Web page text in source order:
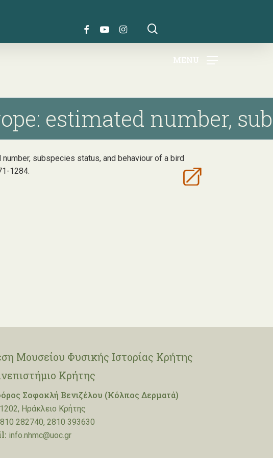
MENU
FACEBOOK
YOUTUBEINSTAGRAM
estimated number,
number, subspecies status, and behaviour of a bird
1284.
Μουσείου Φυσικής Ιστορίας Κρήτης
Κρήτης
Σοφοκλή Βενιζέλου (Κόλπος Δερματά)
Ηράκλειο Κρήτης
282740, 2810 393630
info.nhmc@uoc.gr